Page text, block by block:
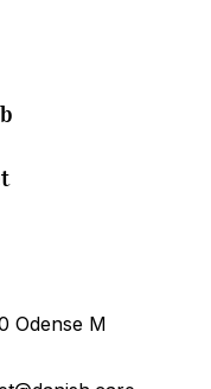
Odense M